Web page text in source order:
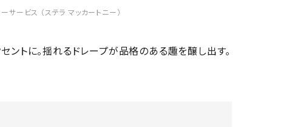
ービス （ステラ マッカートニー）
ントに。揺れるドレープが品格のある趣を醸し出す。